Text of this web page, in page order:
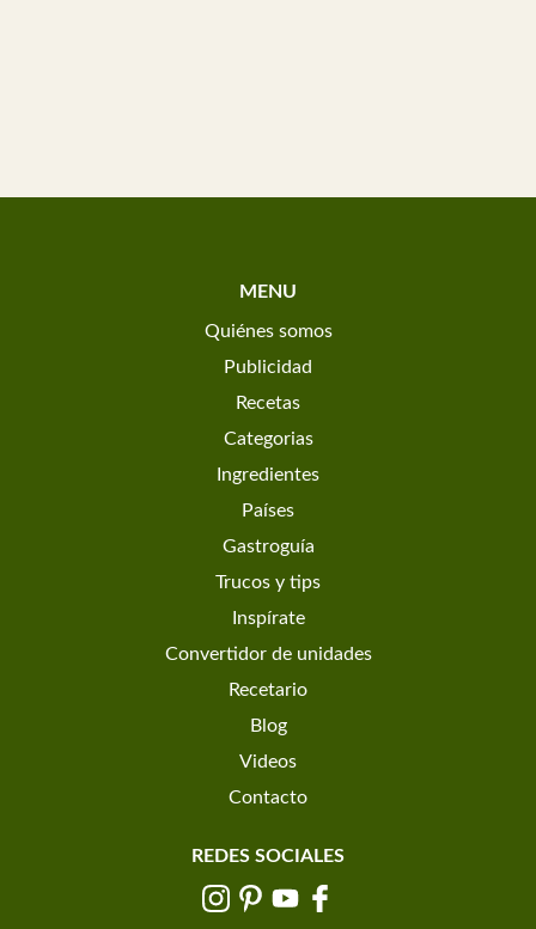
MENU
Quiénes somos
Publicidad
Recetas
Categorias
Ingredientes
Países
Gastroguía
Trucos y tips
Inspírate
Convertidor de unidades
Recetario
Blog
Videos
Contacto
REDES SOCIALES